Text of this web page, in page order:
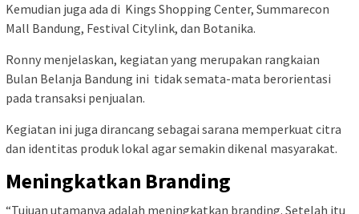
Kemudian juga ada di Kings Shopping Center, Summarecon
Mall Bandung, Festival Citylink, dan Botanika.
Ronny menjelaskan, kegiatan yang merupakan rangkaian
Bulan Belanja Bandung ini tidak semata-mata berorientasi
pada transaksi penjualan.
Kegiatan ini juga dirancang sebagai sarana memperkuat citra
dan identitas produk lokal agar semakin dikenal masyarakat.
Meningkatkan Branding
“Tujuan utamanya adalah meningkatkan branding. Setelah itu